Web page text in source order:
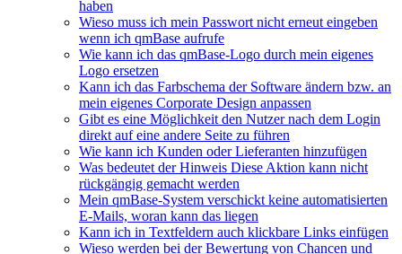
haben
Wieso muss ich mein Passwort nicht erneut eingeben
wenn ich qmBase aufrufe
Wie kann ich das qmBase-Logo durch mein eigenes
Logo ersetzen
Kann ich das Farbschema der Software ändern bzw. an
mein eigenes Corporate Design anpassen
Gibt es eine Möglichkeit den Nutzer nach dem Login
direkt auf eine andere Seite zu führen
Wie kann ich Kunden oder Lieferanten hinzufügen
Was bedeutet der Hinweis Diese Aktion kann nicht
rückgängig gemacht werden
Mein qmBase-System verschickt keine automatisierten
E-Mails, woran kann das liegen
Kann ich in Textfeldern auch klickbare Links einfügen
Wieso werden bei der Bewertung von Chancen und